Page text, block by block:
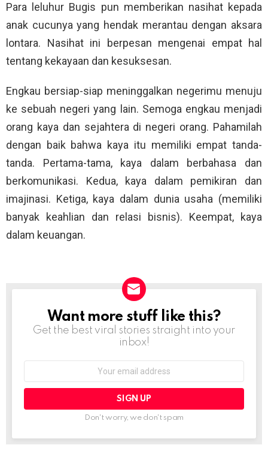
Para leluhur Bugis pun memberikan nasihat kepada
anak cucunya yang hendak merantau dengan aksara
lontara. Nasihat ini berpesan mengenai empat hal
tentang kekayaan dan kesuksesan.
Engkau bersiap-siap meninggalkan negerimu menuju
ke sebuah negeri yang lain. Semoga engkau menjadi
orang kaya dan sejahtera di negeri orang. Pahamilah
dengan baik bahwa kaya itu memiliki empat tanda-
tanda. Pertama-tama, kaya dalam berbahasa dan
berkomunikasi. Kedua, kaya dalam pemikiran dan
imajinasi. Ketiga, kaya dalam dunia usaha (memiliki
banyak keahlian dan relasi bisnis). Keempat, kaya
dalam keuangan.
NEWSLETTER
Want more stuff like this?
Get the best viral stories straight into your
inbox!
Don't worry, we don't spam